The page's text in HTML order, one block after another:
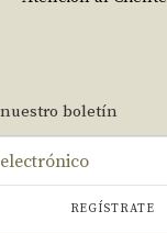
boletín
REGÍSTRATE